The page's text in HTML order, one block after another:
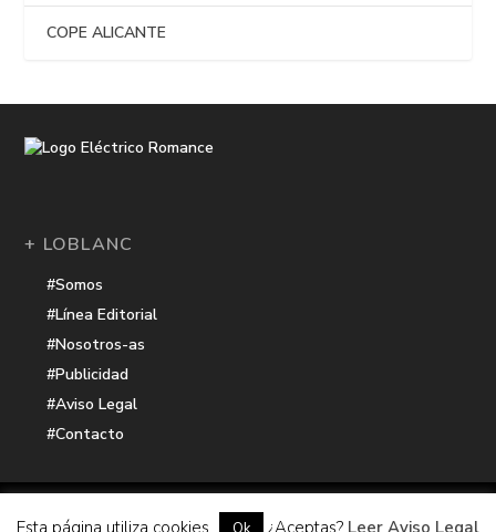
COPE ALICANTE
+ LOBLANC
#Somos
#Línea Editorial
#Nosotros-as
#Publicidad
#Aviso Legal
#Contacto
Electrico Romance
Esta página utiliza cookies ¿Aceptas? Leer Aviso Legal